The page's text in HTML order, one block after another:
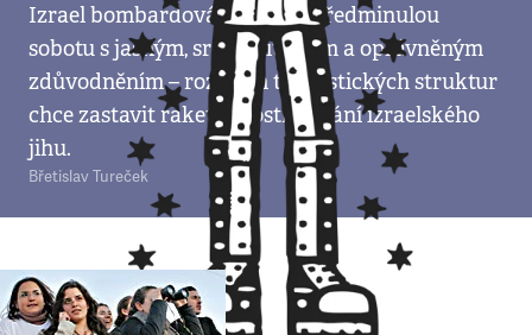
Izrael bombardování zahájil předminulou
sobotu s jasným, srozumitelným a oprávněným
zdůvodněním – rozbitím teroristických struktur
chce zastavit raketové ostřelování izraelského
jihu.
Břetislav Tureček